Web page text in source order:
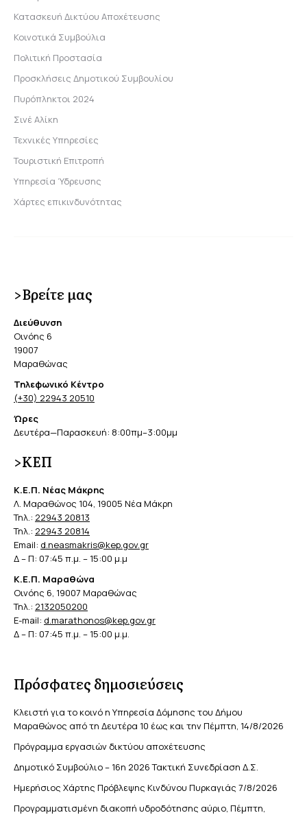
Κατασκευή Δικτύου Αποχέτευσης
Κοινοτικά Συμβούλια
Πολιτική Προστασία
Προσκλήσεις Δημοτικού Συμβουλίου
Πυρόπληκτοι 2024
Σινέ Αλίκη
Τεχνικές Υπηρεσίες
Τουριστική Επιτροπή
Υπηρεσία Ύδρευσης
Χάρτες επικινδυνότητας
>Βρείτε μας
Διεύθυνση
Οινόης 6
19007
Μαραθώνας
Τηλεφωνικό Κέντρο
(+30) 22943 20510
Ώρες
Δευτέρα—Παρασκευή: 8:00πμ–3:00μμ
>ΚΕΠ
Κ.Ε.Π. Νέας Μάκρης
Λ. Μαραθώνος 104, 19005 Νέα Μάκρη
Τηλ.: 22943 20813
Τηλ.: 22943 20814
Email: d.neasmakris@kep.gov.gr
Δ – Π: 07:45 π.μ. – 15:00 μ.μ
Κ.Ε.Π. Μαραθώνα
Οινόης 6, 19007 Μαραθώνας
Τηλ.: 2132050200
E-mail: d.marathonos@kep.gov.gr
Δ – Π: 07:45 π.μ. – 15:00 μ.μ.
Πρόσφατες δημοσιεύσεις
Κλειστή για το κοινό η Υπηρεσία Δόμησης του Δήμου
Μαραθώνος από τη Δευτέρα 10 έως και την Πέμπτη, 14/8/2026
Πρόγραμμα εργασιών δικτύου αποχέτευσης
Δημοτικό Συμβούλιο – 16η 2026 Τακτική Συνεδρίαση Δ.Σ.
Ημερήσιος Χάρτης Πρόβλεψης Κινδύνου Πυρκαγιάς 7/8/2026
Προγραμματισμένη διακοπή υδροδότησης αύριο, Πέμπτη,